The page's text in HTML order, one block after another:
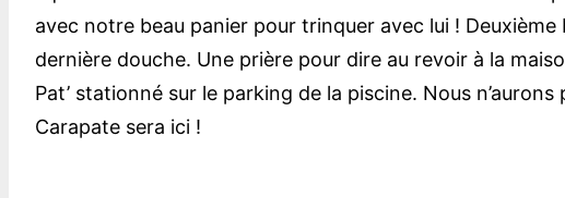
avec notre beau panier pour trinquer avec lui !
dernière douche. Une prière pour dire au revoir à la
Pat’ stationné sur le parking de la piscine. Nous
Carapate sera ici !